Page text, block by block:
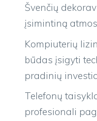
Švenčių
įsimintiną
Kompiuterių
būdas įsigyti
pradinių
Telefonų
profesionali